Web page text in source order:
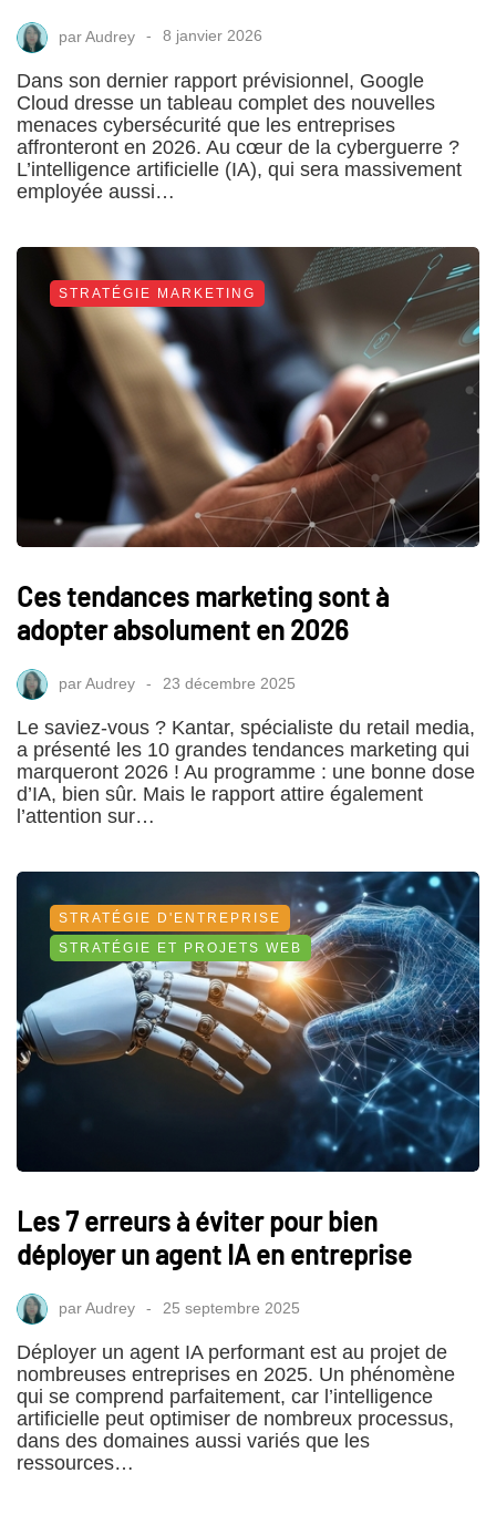
parAudrey 8 janvier 2026
Dans son dernier rapport prévisionnel, Google
Cloud dresse un tableau complet des nouvelles
menaces cybersécurité que les entreprises
affronteront en 2026. Au cœur de la cyberguerre ?
L’intelligence artificielle (IA), qui sera massivement
employée aussi…
STRATÉGIE MARKETING
Ces tendances marketing sont à
adopter absolument en 2026
parAudrey 23 décembre 2025
Le saviez-vous ? Kantar, spécialiste du retail media,
a présenté les 10 grandes tendances marketing qui
marqueront 2026 ! Au programme : une bonne dose
d’IA, bien sûr. Mais le rapport attire également
l’attention sur…
STRATÉGIE D'ENTREPRISE
STRATÉGIE ET PROJETS WEB
Les 7 erreurs à éviter pour bien
déployer un agent IA en entreprise
parAudrey 25 septembre 2025
Déployer un agent IA performant est au projet de
nombreuses entreprises en 2025. Un phénomène
qui se comprend parfaitement, car l’intelligence
artificielle peut optimiser de nombreux processus,
dans des domaines aussi variés que les
ressources…